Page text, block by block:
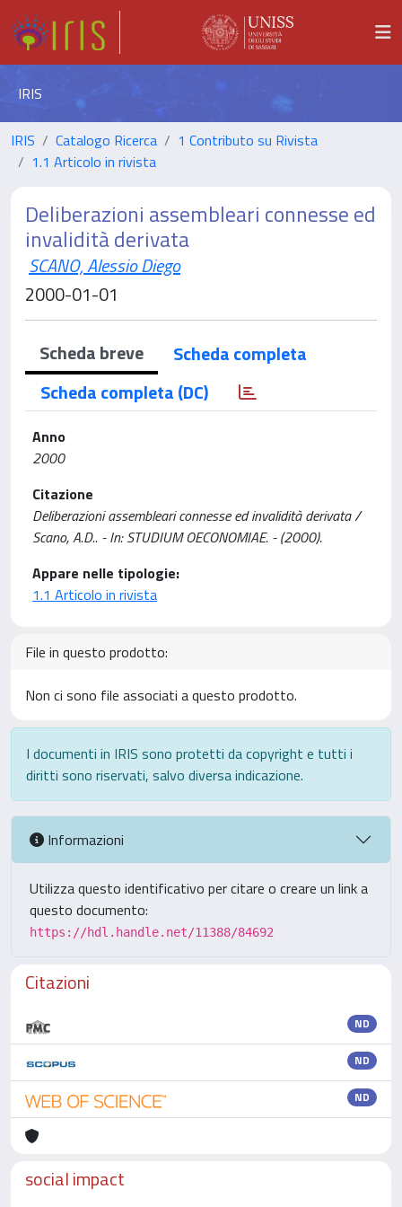
IRIS
IRIS Catalogo Ricerca
1 Contributo su Rivista
1.1 Articolo in rivista
Deliberazioni assembleari connesse ed
invalidità derivata
SCANO, Alessio Diego
2000-01-01
Scheda breve
Scheda completa
Scheda completa (DC)
Anno
2000
Citazione
Deliberazioni assembleari connesse ed invalidità derivata /
Scano, A.D.. - In: STUDIUM OECONOMIAE. - (2000).
Appare nelle tipologie:
1.1 Articolo in rivista
File in questo prodotto:
Non ci sono file associati a questo prodotto.
I documenti in IRIS sono protetti da copyright e tutti i
diritti sono riservati, salvo diversa indicazione.
Informazioni
Utilizza questo identificativo per citare o creare un link a
questo documento:
https://hdl.handle.net/11388/84692
Citazioni
ND
ND
ND
social impact